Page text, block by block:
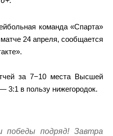
команда «Спарта»
24 апреля, сообщается
за 7−10 места Высшей
3:1 в пользу нижегородок.
победы подряд! Завтра